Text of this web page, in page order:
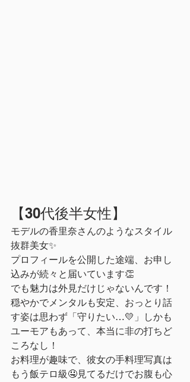
【30代後半女性】
モデルの香里奈さんのようなスタイル
抜群美女✨
プロフィールを公開した途端、お申し
込みが続々と届いています👏
でも魅力は外見だけじゃないんです！
穏やかでメンタルも安定、おっとり話
す姿は思わず「守りたい…💛」しかも
ユーモアもあって、本当に非の打ちど
ころなし！
お料理が趣味で、彼女の手料理写真は
もう飯テロ級🤤見てるだけでお腹も心